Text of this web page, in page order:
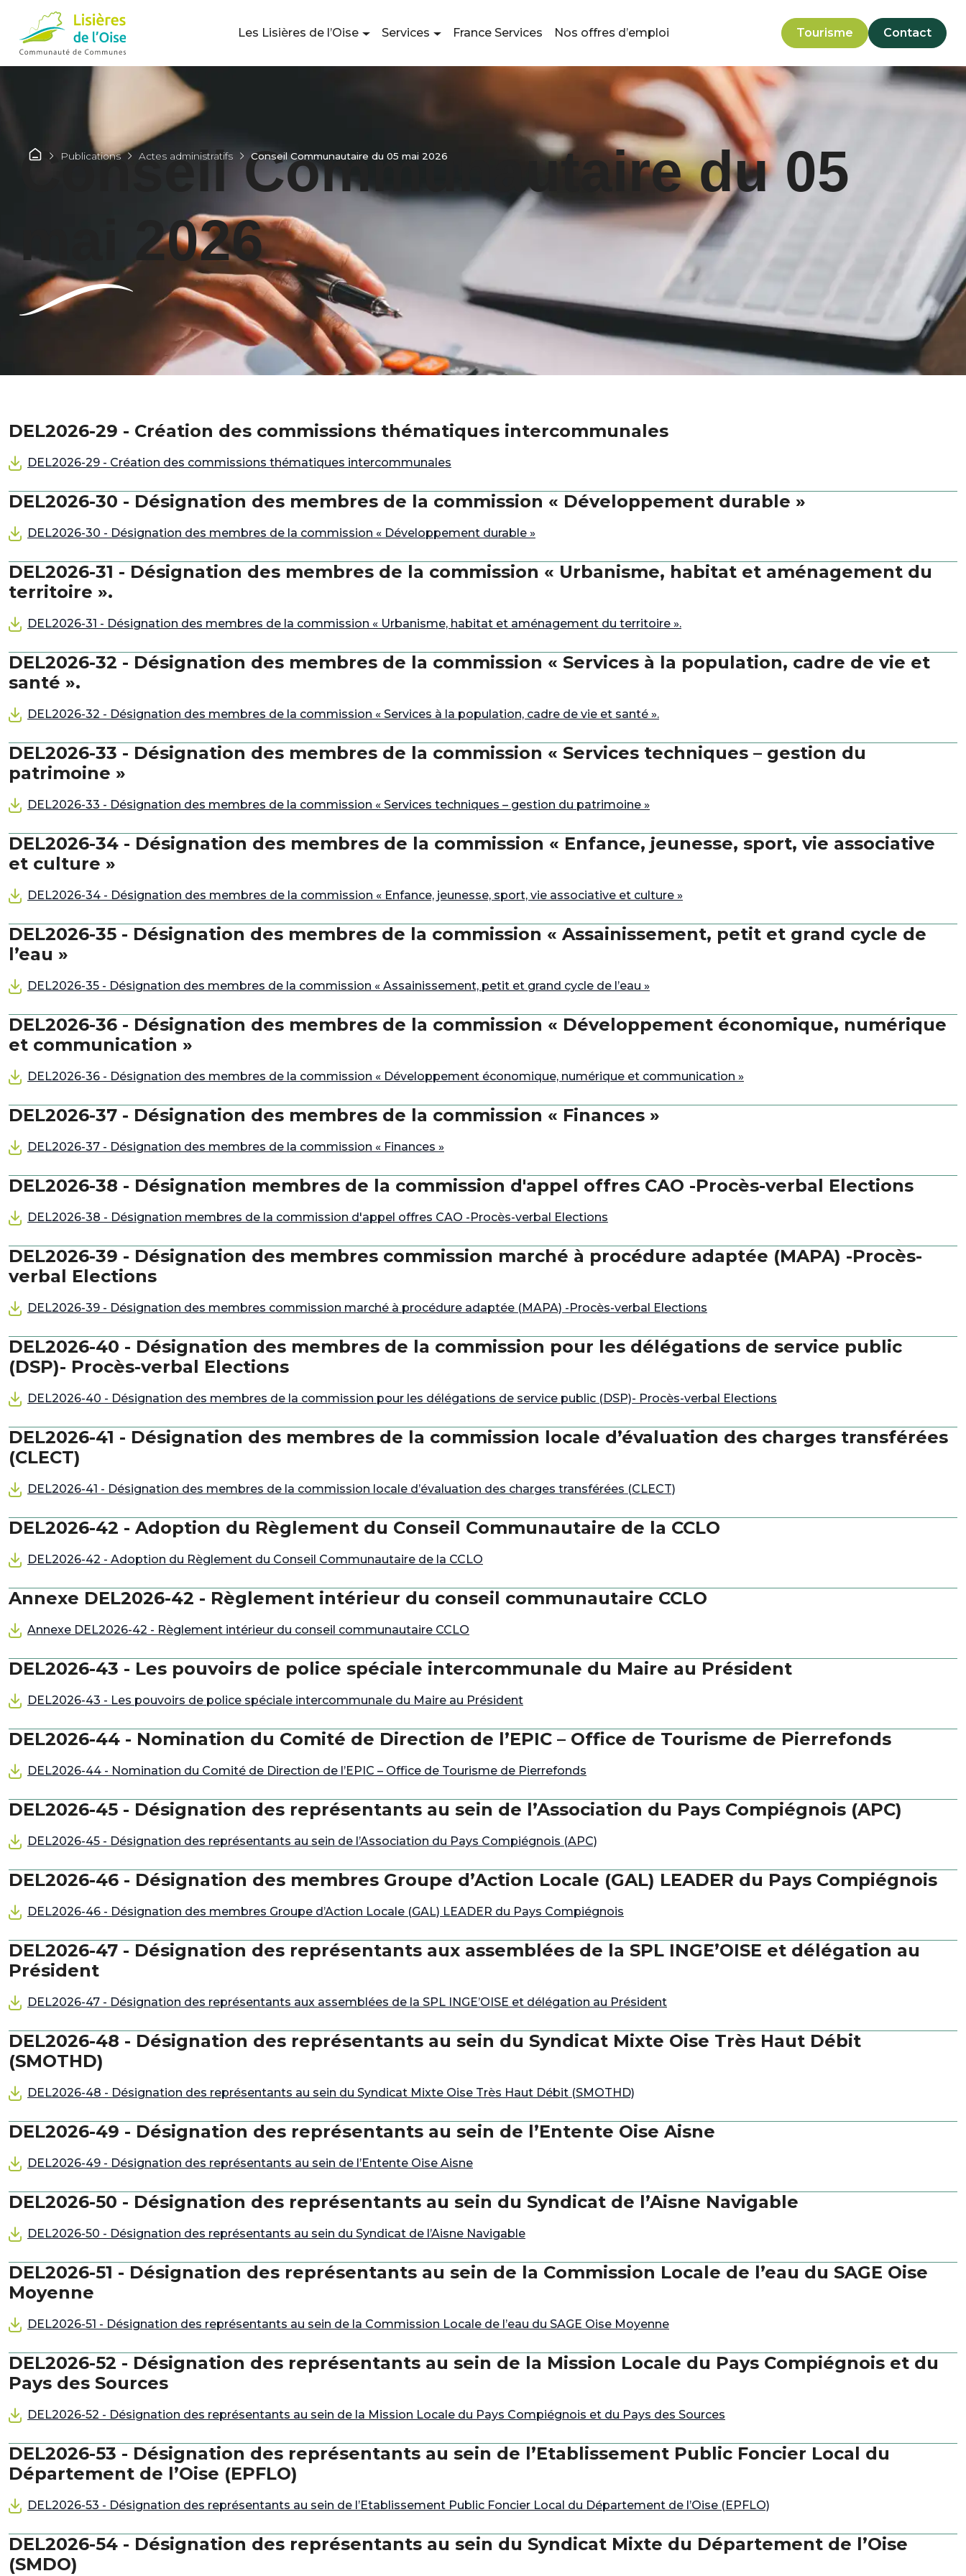
Les Lisières de l’Oise Services France Services Nos offres d’emploi Tourisme Contact
Publications Actes administratifs Conseil Communautaire du 05 mai 2026
Conseil Communautaire du 05
mai 2026
DEL2026-29 - Création des commissions thématiques intercommunales
DEL2026-29 - Création des commissions thématiques intercommunales
DEL2026-30 - Désignation des membres de la commission « Développement durable »
DEL2026-30 - Désignation des membres de la commission « Développement durable »
DEL2026-31 - Désignation des membres de la commission « Urbanisme, habitat et aménagement du
territoire ».
DEL2026-31 - Désignation des membres de la commission « Urbanisme, habitat et aménagement du territoire ».
DEL2026-32 - Désignation des membres de la commission « Services à la population, cadre de vie et
santé ».
DEL2026-32 - Désignation des membres de la commission « Services à la population, cadre de vie et santé ».
DEL2026-33 - Désignation des membres de la commission « Services techniques – gestion du
patrimoine »
DEL2026-33 - Désignation des membres de la commission « Services techniques – gestion du patrimoine »
DEL2026-34 - Désignation des membres de la commission « Enfance, jeunesse, sport, vie associative
et culture »
DEL2026-34 - Désignation des membres de la commission « Enfance, jeunesse, sport, vie associative et culture »
DEL2026-35 - Désignation des membres de la commission « Assainissement, petit et grand cycle de
l’eau »
DEL2026-35 - Désignation des membres de la commission « Assainissement, petit et grand cycle de l’eau »
DEL2026-36 - Désignation des membres de la commission « Développement économique, numérique
et communication »
DEL2026-36 - Désignation des membres de la commission « Développement économique, numérique et communication »
DEL2026-37 - Désignation des membres de la commission « Finances »
DEL2026-37 - Désignation des membres de la commission « Finances »
DEL2026-38 - Désignation membres de la commission d'appel offres CAO -Procès-verbal Elections
DEL2026-38 - Désignation membres de la commission d'appel offres CAO -Procès-verbal Elections
DEL2026-39 - Désignation des membres commission marché à procédure adaptée (MAPA) -Procès-
verbal Elections
DEL2026-39 - Désignation des membres commission marché à procédure adaptée (MAPA) -Procès-verbal Elections
DEL2026-40 - Désignation des membres de la commission pour les délégations de service public
(DSP)- Procès-verbal Elections
DEL2026-40 - Désignation des membres de la commission pour les délégations de service public (DSP)- Procès-verbal Elections
DEL2026-41 - Désignation des membres de la commission locale d’évaluation des charges transférées
(CLECT)
DEL2026-41 - Désignation des membres de la commission locale d’évaluation des charges transférées (CLECT)
DEL2026-42 - Adoption du Règlement du Conseil Communautaire de la CCLO
DEL2026-42 - Adoption du Règlement du Conseil Communautaire de la CCLO
Annexe DEL2026-42 - Règlement intérieur du conseil communautaire CCLO
Annexe DEL2026-42 - Règlement intérieur du conseil communautaire CCLO
DEL2026-43 - Les pouvoirs de police spéciale intercommunale du Maire au Président
DEL2026-43 - Les pouvoirs de police spéciale intercommunale du Maire au Président
DEL2026-44 - Nomination du Comité de Direction de l’EPIC – Office de Tourisme de Pierrefonds
DEL2026-44 - Nomination du Comité de Direction de l’EPIC – Office de Tourisme de Pierrefonds
DEL2026-45 - Désignation des représentants au sein de l’Association du Pays Compiégnois (APC)
DEL2026-45 - Désignation des représentants au sein de l’Association du Pays Compiégnois (APC)
DEL2026-46 - Désignation des membres Groupe d’Action Locale (GAL) LEADER du Pays Compiégnois
DEL2026-46 - Désignation des membres Groupe d’Action Locale (GAL) LEADER du Pays Compiégnois
DEL2026-47 - Désignation des représentants aux assemblées de la SPL INGE’OISE et délégation au
Président
DEL2026-47 - Désignation des représentants aux assemblées de la SPL INGE’OISE et délégation au Président
DEL2026-48 - Désignation des représentants au sein du Syndicat Mixte Oise Très Haut Débit
(SMOTHD)
DEL2026-48 - Désignation des représentants au sein du Syndicat Mixte Oise Très Haut Débit (SMOTHD)
DEL2026-49 - Désignation des représentants au sein de l’Entente Oise Aisne
DEL2026-49 - Désignation des représentants au sein de l’Entente Oise Aisne
DEL2026-50 - Désignation des représentants au sein du Syndicat de l’Aisne Navigable
DEL2026-50 - Désignation des représentants au sein du Syndicat de l’Aisne Navigable
DEL2026-51 - Désignation des représentants au sein de la Commission Locale de l’eau du SAGE Oise
Moyenne
DEL2026-51 - Désignation des représentants au sein de la Commission Locale de l’eau du SAGE Oise Moyenne
DEL2026-52 - Désignation des représentants au sein de la Mission Locale du Pays Compiégnois et du
Pays des Sources
DEL2026-52 - Désignation des représentants au sein de la Mission Locale du Pays Compiégnois et du Pays des Sources
DEL2026-53 - Désignation des représentants au sein de l’Etablissement Public Foncier Local du
Département de l’Oise (EPFLO)
DEL2026-53 - Désignation des représentants au sein de l’Etablissement Public Foncier Local du Département de l’Oise (EPFLO)
DEL2026-54 - Désignation des représentants au sein du Syndicat Mixte du Département de l’Oise
(SMDO)